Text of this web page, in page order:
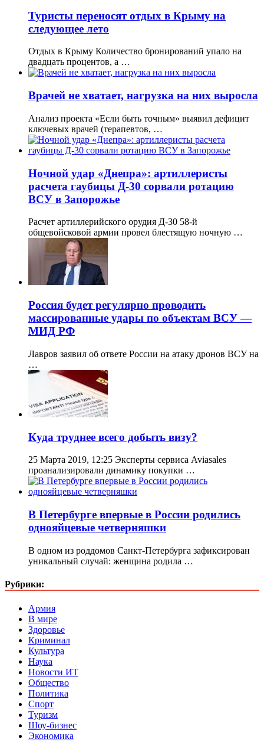
Туристы переносят отдых в Крыму на
следующее лето
Отдых в Крыму Количество бронирований упало на
двадцать процентов, а …
Врачей не хватает, нагрузка на них выросла
Анализ проекта «Если быть точным» выявил дефицит
ключевых врачей (терапевтов, …
Ночной удар «Днепра»: артиллеристы
расчета гаубицы Д-30 сорвали ротацию
ВСУ в Запорожье
Расчет артиллерийского орудия Д-30 58-й
общевойсковой армии провел блестящую ночную …
Россия будет регулярно проводить
массированные удары по объектам ВСУ —
МИД РФ
Лавров заявил об ответе России на атаку дронов ВСУ на
…
Куда труднее всего добыть визу?
25 Марта 2019, 12:25 Эксперты сервиса Aviasales
проанализировали динамику покупки …
В Петербурге впервые в России родились
однояйцевые четверняшки
В одном из роддомов Санкт-Петербурга зафиксирован
уникальный случай: женщина родила …
Рубрики:
Армия
В мире
Здоровье
Криминал
Культура
Наука
Новости ИТ
Общество
Политика
Спорт
Туризм
Шоу-бизнес
Экономика